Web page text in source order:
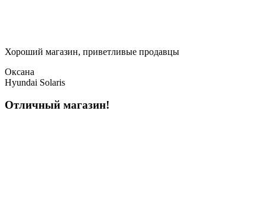
Хороший магазин, приветливые продавцы
Оксана
Hyundai Solaris
Отличный магазин!